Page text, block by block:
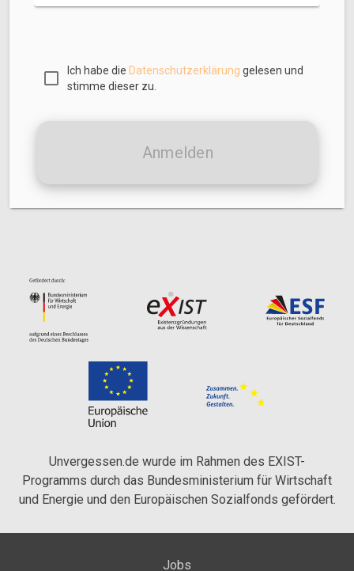
Ich habe die Datenschutzerklärung gelesen und
stimme dieser zu.
Anmelden
Unvergessen.de wurde im Rahmen des EXIST-
Programms durch das Bundesministerium für Wirtschaft
und Energie und den Europäischen Sozialfonds gefördert.
Jobs